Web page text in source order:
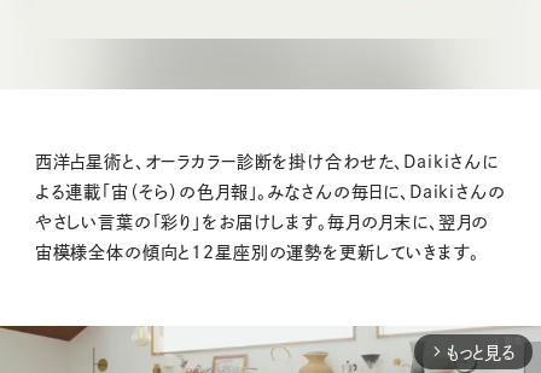
西洋占星術と、オーラカラー診断を掛け合わせた、Daikiさんに
よる連載「宙（そら）の色月報」。みなさんの毎日に、Daikiさんの
やさしい言葉の「彩り」をお届けします。毎月の月末に、翌月の
宙模様全体の傾向と12星座別の運勢を更新していきます。
arrow_forward_ios もっと見る